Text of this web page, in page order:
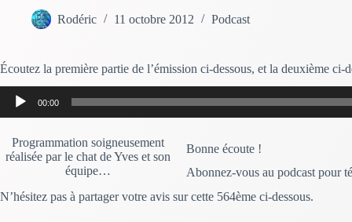
Rodéric 11 octobre 2012 Podcast
Écoutez la première partie de l’émission ci-dessous, et la deuxième ci-
Lecteur
audio
00:00
Programmation soigneusement
réalisée par le chat de Yves et son
équipe…
Bonne écoute !
Abonnez-vous au podcast pour
N’hésitez pas à partager votre avis sur cette 564ème ci-dessous.